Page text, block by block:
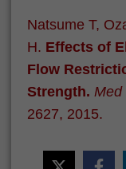
Natsume T,
H. Effects of
Flow
Strength. Med
2627, 2015.